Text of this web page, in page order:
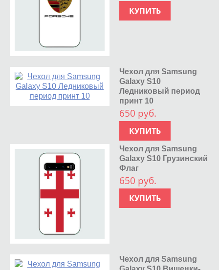
КУПИТЬ
Чехол для Samsung
Galaxy S10
Ледниковый период
принт 10
650 руб.
КУПИТЬ
Чехол для Samsung
Galaxy S10 Грузинский
Флаг
650 руб.
КУПИТЬ
Чехол для Samsung